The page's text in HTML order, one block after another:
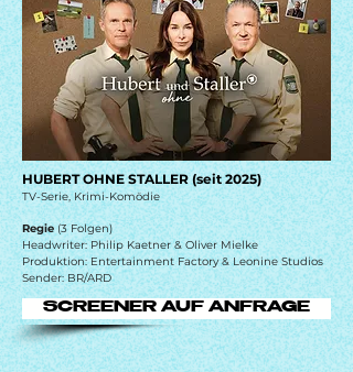
HUBERT OHNE STALLER (seit 2025)
TV-Serie, Krimi-Komödie
Regie (3 Folgen)
Headwriter: Philip Kaetner & Oliver Mielke
Produktion: Entertainment Factory & Leonine Studios
Sender: BR/ARD
SCREENER AUF ANFRAGE